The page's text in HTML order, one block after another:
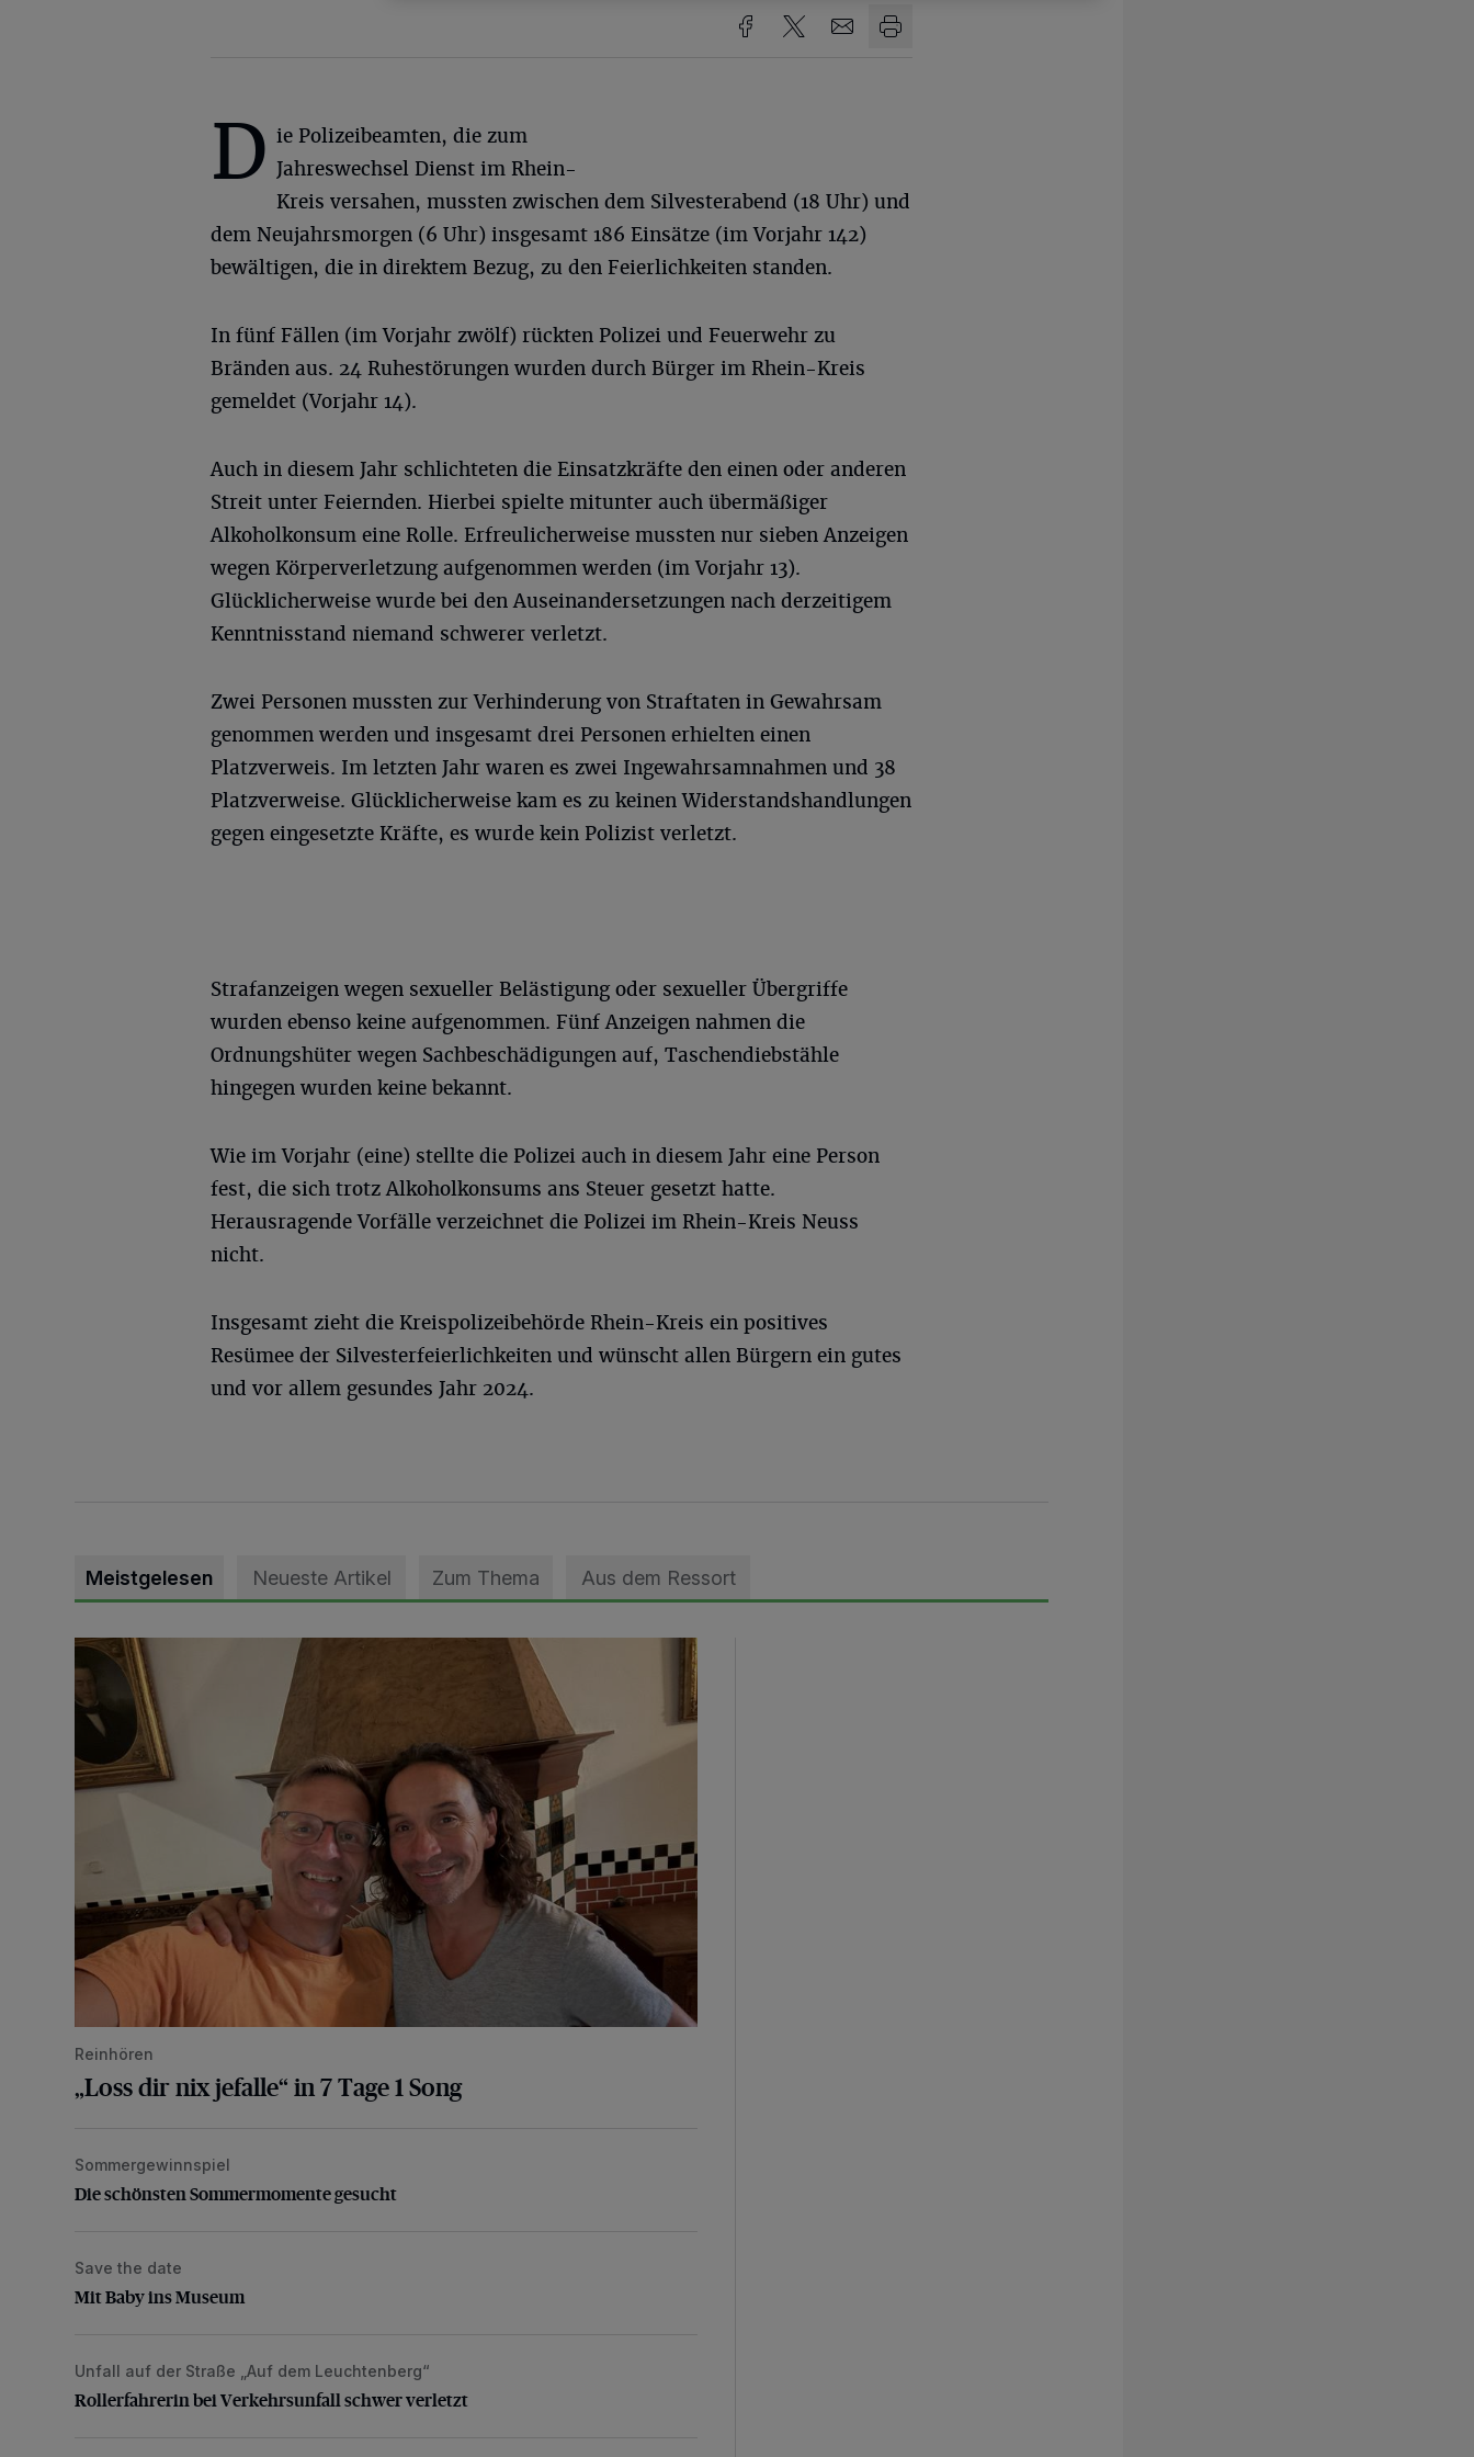
D ie Polizeibeamten, die zum
Jahreswechsel Dienst im Rhein-
Kreis versahen, mussten zwischen dem Silvesterabend (18 Uhr) und
dem Neujahrsmorgen (6 Uhr) insgesamt 186 Einsätze (im Vorjahr 142)
bewältigen, die in direktem Bezug, zu den Feierlichkeiten standen.
In fünf Fällen (im Vorjahr zwölf) rückten Polizei und Feuerwehr zu
Bränden aus. 24 Ruhestörungen wurden durch Bürger im Rhein-Kreis
gemeldet (Vorjahr 14).
Auch in diesem Jahr schlichteten die Einsatzkräfte den einen oder anderen
Streit unter Feiernden. Hierbei spielte mitunter auch übermäßiger
Alkoholkonsum eine Rolle. Erfreulicherweise mussten nur sieben Anzeigen
wegen Körperverletzung aufgenommen werden (im Vorjahr 13).
Glücklicherweise wurde bei den Auseinandersetzungen nach derzeitigem
Kenntnisstand niemand schwerer verletzt.
Zwei Personen mussten zur Verhinderung von Straftaten in Gewahrsam
genommen werden und insgesamt drei Personen erhielten einen
Platzverweis. Im letzten Jahr waren es zwei Ingewahrsamnahmen und 38
Platzverweise. Glücklicherweise kam es zu keinen Widerstandshandlungen
gegen eingesetzte Kräfte, es wurde kein Polizist verletzt.
Strafanzeigen wegen sexueller Belästigung oder sexueller Übergriffe
wurden ebenso keine aufgenommen. Fünf Anzeigen nahmen die
Ordnungshüter wegen Sachbeschädigungen auf, Taschendiebstähle
hingegen wurden keine bekannt.
Wie im Vorjahr (eine) stellte die Polizei auch in diesem Jahr eine Person
fest, die sich trotz Alkoholkonsums ans Steuer gesetzt hatte.
Herausragende Vorfälle verzeichnet die Polizei im Rhein-Kreis Neuss
nicht.
Insgesamt zieht die Kreispolizeibehörde Rhein-Kreis ein positives
Resümee der Silvesterfeierlichkeiten und wünscht allen Bürgern ein gutes
und vor allem gesundes Jahr 2024.
Meistgelesen Neueste Artikel Zum Thema Aus dem Ressort
„Loss dir nix jefalle“ in 7 Tage 1 Song
Reinhören
„Loss dir nix jefalle“ in 7 Tage 1 Song
Die schönsten Sommermomente gesucht
Sommergewinnspiel
Die schönsten Sommermomente gesucht
Mit Baby ins Museum
Save the date
Mit Baby ins Museum
Rollerfahrerin bei Verkehrsunfall schwer verletzt
Unfall auf der Straße „Auf dem Leuchtenberg“
Rollerfahrerin bei Verkehrsunfall schwer verletzt